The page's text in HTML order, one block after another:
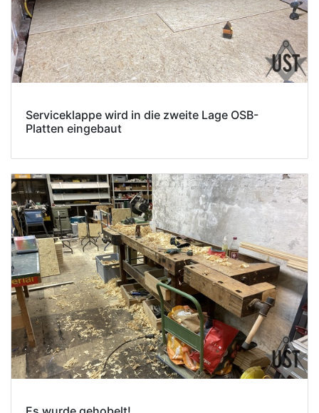
Serviceklappe wird in die zweite Lage OSB-
Platten eingebaut